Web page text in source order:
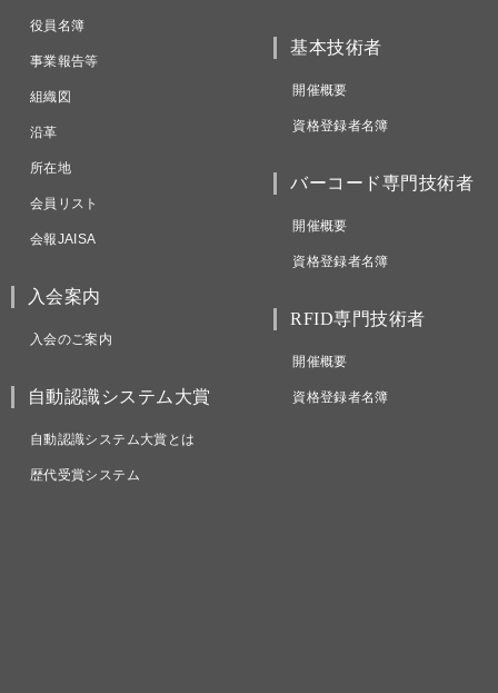
役員名簿
事業報告等
組織図
沿革
所在地
会員リスト
会報JAISA
入会案内
入会のご案内
自動認識システム大賞
自動認識システム大賞とは
歴代受賞システム
基本技術者
開催概要
資格登録者名簿
バーコード専門技術者
開催概要
資格登録者名簿
RFID専門技術者
開催概要
資格登録者名簿